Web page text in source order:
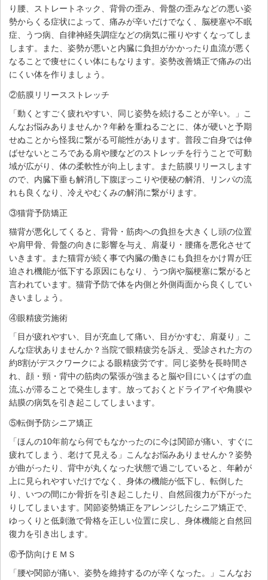
り腰、ストレートネック、背骨の歪み、骨盤の歪みなどの悪い姿
勢からくる症状によって、痛みが辛いだけでなく、脳梗塞や不眠
症、うつ病、自律神経失調症などの病気に罹りやすくなってしま
します。また、姿勢が悪いと内臓に負担がかかったり血流が悪く
なることで痩せにくい体にもなります。姿勢改善矯正で痛みの出
にくい体を作りましょう。
②筋膜リリースストレッチ
「動くとすごく疲れやすい、同じ姿勢を続けることが辛い。」こ
んなお悩みありませんか？年齢を重ねるごとに、体が硬いと予期
せぬことから怪我に繋がる可能性があります。普段ご自身では伸
ばせないところである肩や腰などのストレッチを行うことで可動
域が広がり、体の柔軟性が向上します。また筋膜リリースします
ので、内臓下垂も解消し下腹ぽっこりや便秘の解消、リンパの流
れも良くなり、冷えやむくみの解消に繋がります。
③猫背予防矯正
猫背が悪化してくると、背骨・筋肉への負担を大きくし頭の位置
や肩甲骨、骨盤の向きに影響を与え、肩凝り・腰痛を悪化させて
いきます。また猫背が続く事で内臓の働きにも負担をかけ胃が圧
迫され機能が低下する原因にもなり、うつ病や脳梗塞に繋がると
言われています。猫背予防で体を内側と外側両面から良くしてい
きいましょう。
④眼精疲労施術
「目が疲れやすい、目が充血して痛い、目がかすむ、肩凝り」こ
んな症状ありませんか？当院で眼精疲労を訴え、受診された方の
約8割がデスクワークによる眼精疲労です。同じ姿勢を長時間さ
れ、顔・頸・背中の筋肉の緊張が強まると脳や目にいくはずの血
流ふが滞ることで発生します。放っておくとドライアイや角膜や
結膜の病気を引き起こしてしまいます。
⑤転倒予防シニア矯正
「ほんの10年前なら何でもなかったのに今は関節が痛い、すぐに
疲れてしまう、老けて見える」こんなお悩みありませんか？姿勢
が曲がったり、背中が丸くなった状態で過ごしていると、年齢が
上に見られやすいだけでなく、身体の機能が低下し、転倒した
り、いつの間にか骨折を引き起こしたり、自然回復力が下がった
りしてしまいます。関節姿勢矯正をアレンジしたシニア矯正で、
ゆっくりと低刺激で骨格を正しい位置に戻し、身体機能と自然回
復力を引き出します。
⑥予防向けＥＭＳ
「腰や関節が痛い、姿勢を維持するのが辛くなった。」こんなお